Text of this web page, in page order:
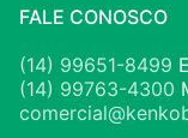
FALE CONOSCO
(14) 99651-8499
(14) 99763-4300